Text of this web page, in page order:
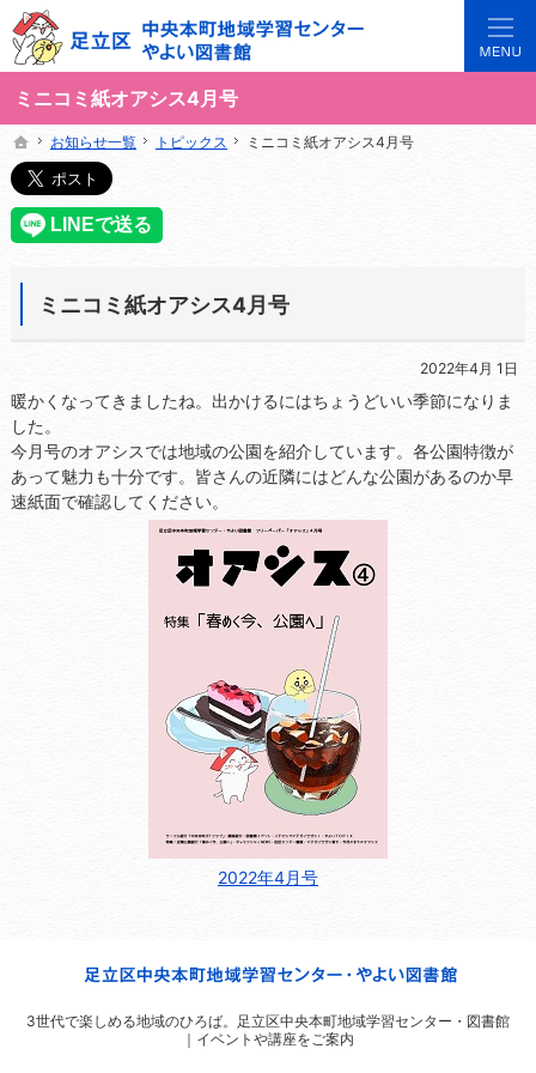
ミニコミ紙オアシス4月号
3世代で楽しめる地域のひろば。当サイトでは地域の講座や施設をご案内しています。
足立区中央本町地域学習センターや図書館の総合案内サイト
ホーム
お知らせ一覧 トピックス ミニコミ紙オアシス4月号
ミニコミ紙オアシス4月号
2022年4月 1日
暖かくなってきましたね。出かけるにはちょうどいい季節になりま
した。
今月号のオアシスでは地域の公園を紹介しています。各公園特徴が
あって魅力も十分です。皆さんの近隣にはどんな公園があるのか早
速紙面で確認してください。
2022年4月号
ホーム
お知らせ一覧 トピックス ミニコミ紙オアシス4月号
3世代で楽しめる地域のひろば。
足立区中央本町地域学習センター・図書館
｜イベントや講座をご案内